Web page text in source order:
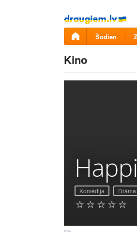
Pāriet
uz
saturu
Šodien
Kino
Komēdija Drāma